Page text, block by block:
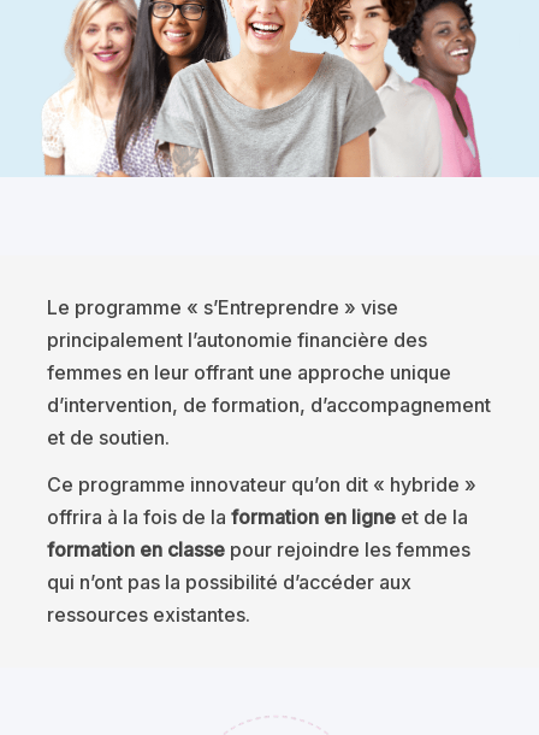
Le programme « s’Entreprendre » vise
principalement l’autonomie financière des
femmes en leur offrant une approche unique
d’intervention, de formation, d’accompagnement
et de soutien.
Ce programme innovateur qu’on dit « hybride »
offrira à la fois de la formation en ligneet de la
formation en classepour rejoindre les femmes
qui n’ont pas la possibilité d’accéder aux
ressources existantes.